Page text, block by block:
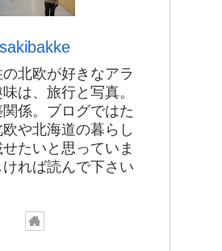
sakibakke
北欧が好きなアラ
は、旅行と写真。
係。ブログではた
欧や北海道の暮らし
たいと思っていま
れば読んで下さい